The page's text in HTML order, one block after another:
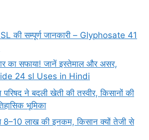
की सम्पूर्ण जानकारी – Glyphosate 41
का सफाया! जानें इस्तेमाल और असर,
24 sl Uses in Hindi
ने बदली खेती की तस्वीर, किसानों की
भूमिका
लाख की इनकम, किसान क्यों तेजी से